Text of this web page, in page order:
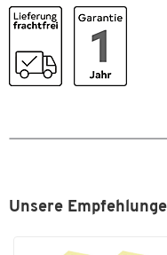
Unsere